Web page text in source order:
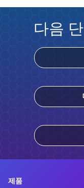
다음
제품